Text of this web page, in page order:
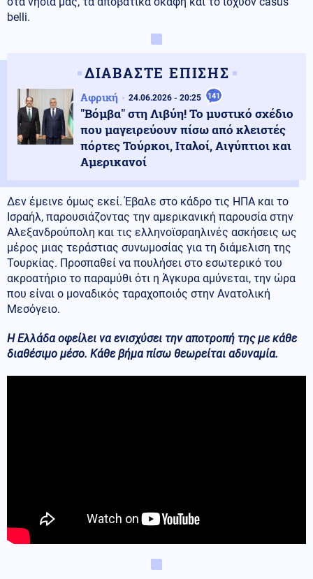
belli.
ΔΙΑΒΑΣΤΕ ΕΠΙΣΗΣ
Αφρική 24.06.2026 - 20:25 141
"Βόμβα" στη Λιβύη! Το μυστικό σχέδιο
που μαγειρεύουν πίσω από κλειστές
πόρτες Τούρκοι, Ιταλοί, Αιγύπτιοι και
Αμερικανοί
Δεν έμεινε όμως εκεί. Έβαλε στο κάδρο τις ΗΠΑ και το
Ισραήλ, παρουσιάζοντας την αμερικανική παρουσία στην
Αλεξανδρούπολη και τις ελληνοϊσραηλινές ασκήσεις ως
μέρος μιας τεράστιας συνωμοσίας για τη διάμελιση της
Τουρκίας. Προσπαθεί να πουλήσει στο εσωτερικό του
ακροατήριο το παραμύθι ότι η Άγκυρα αμύνεται, την ώρα
που είναι ο μοναδικός ταραχοποιός στην Ανατολική
Μεσόγειο.
Η Ελλάδα οφείλει να ενισχύσει την αποτροπή της με κάθε
διαθέσιμο μέσο. Κάθε βήμα πίσω θεωρείται αδυναμία.